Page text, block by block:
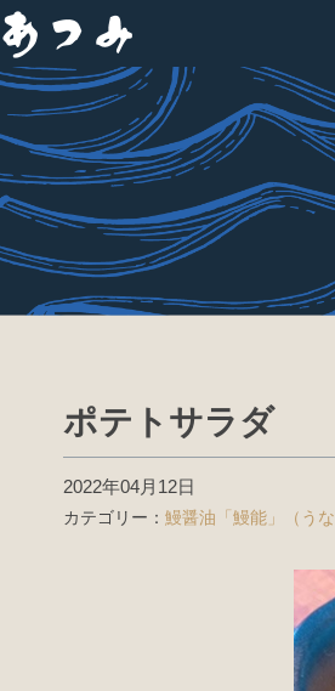
ポテトサラダ
2022年04月12日
カテゴリー： 鰻醤油「鰻能」（う